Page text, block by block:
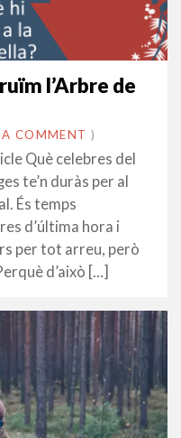
l’Arbre de
A COMMENT )
Què celebres del
te’n duràs per al
És temps
d’última hora i
per tot arreu, però
d’això […]